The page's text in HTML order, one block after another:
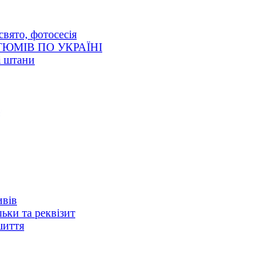
фотосесія
ПО УКРАЇНІ
штани
та реквізит